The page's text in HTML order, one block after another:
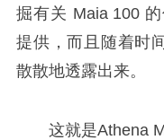
掘有关 Maia 100
提供，而且随着时
散散地透露出来。
这就是Athena